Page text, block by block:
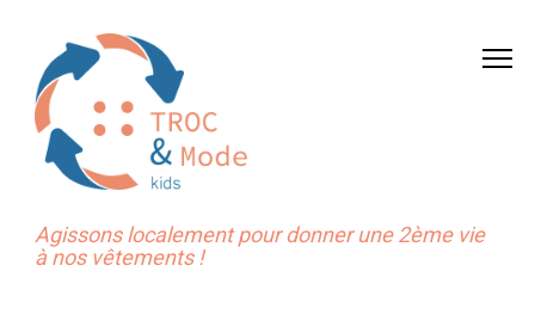
Agissons localement pour donner une 2ème vie
à nos vêtements !